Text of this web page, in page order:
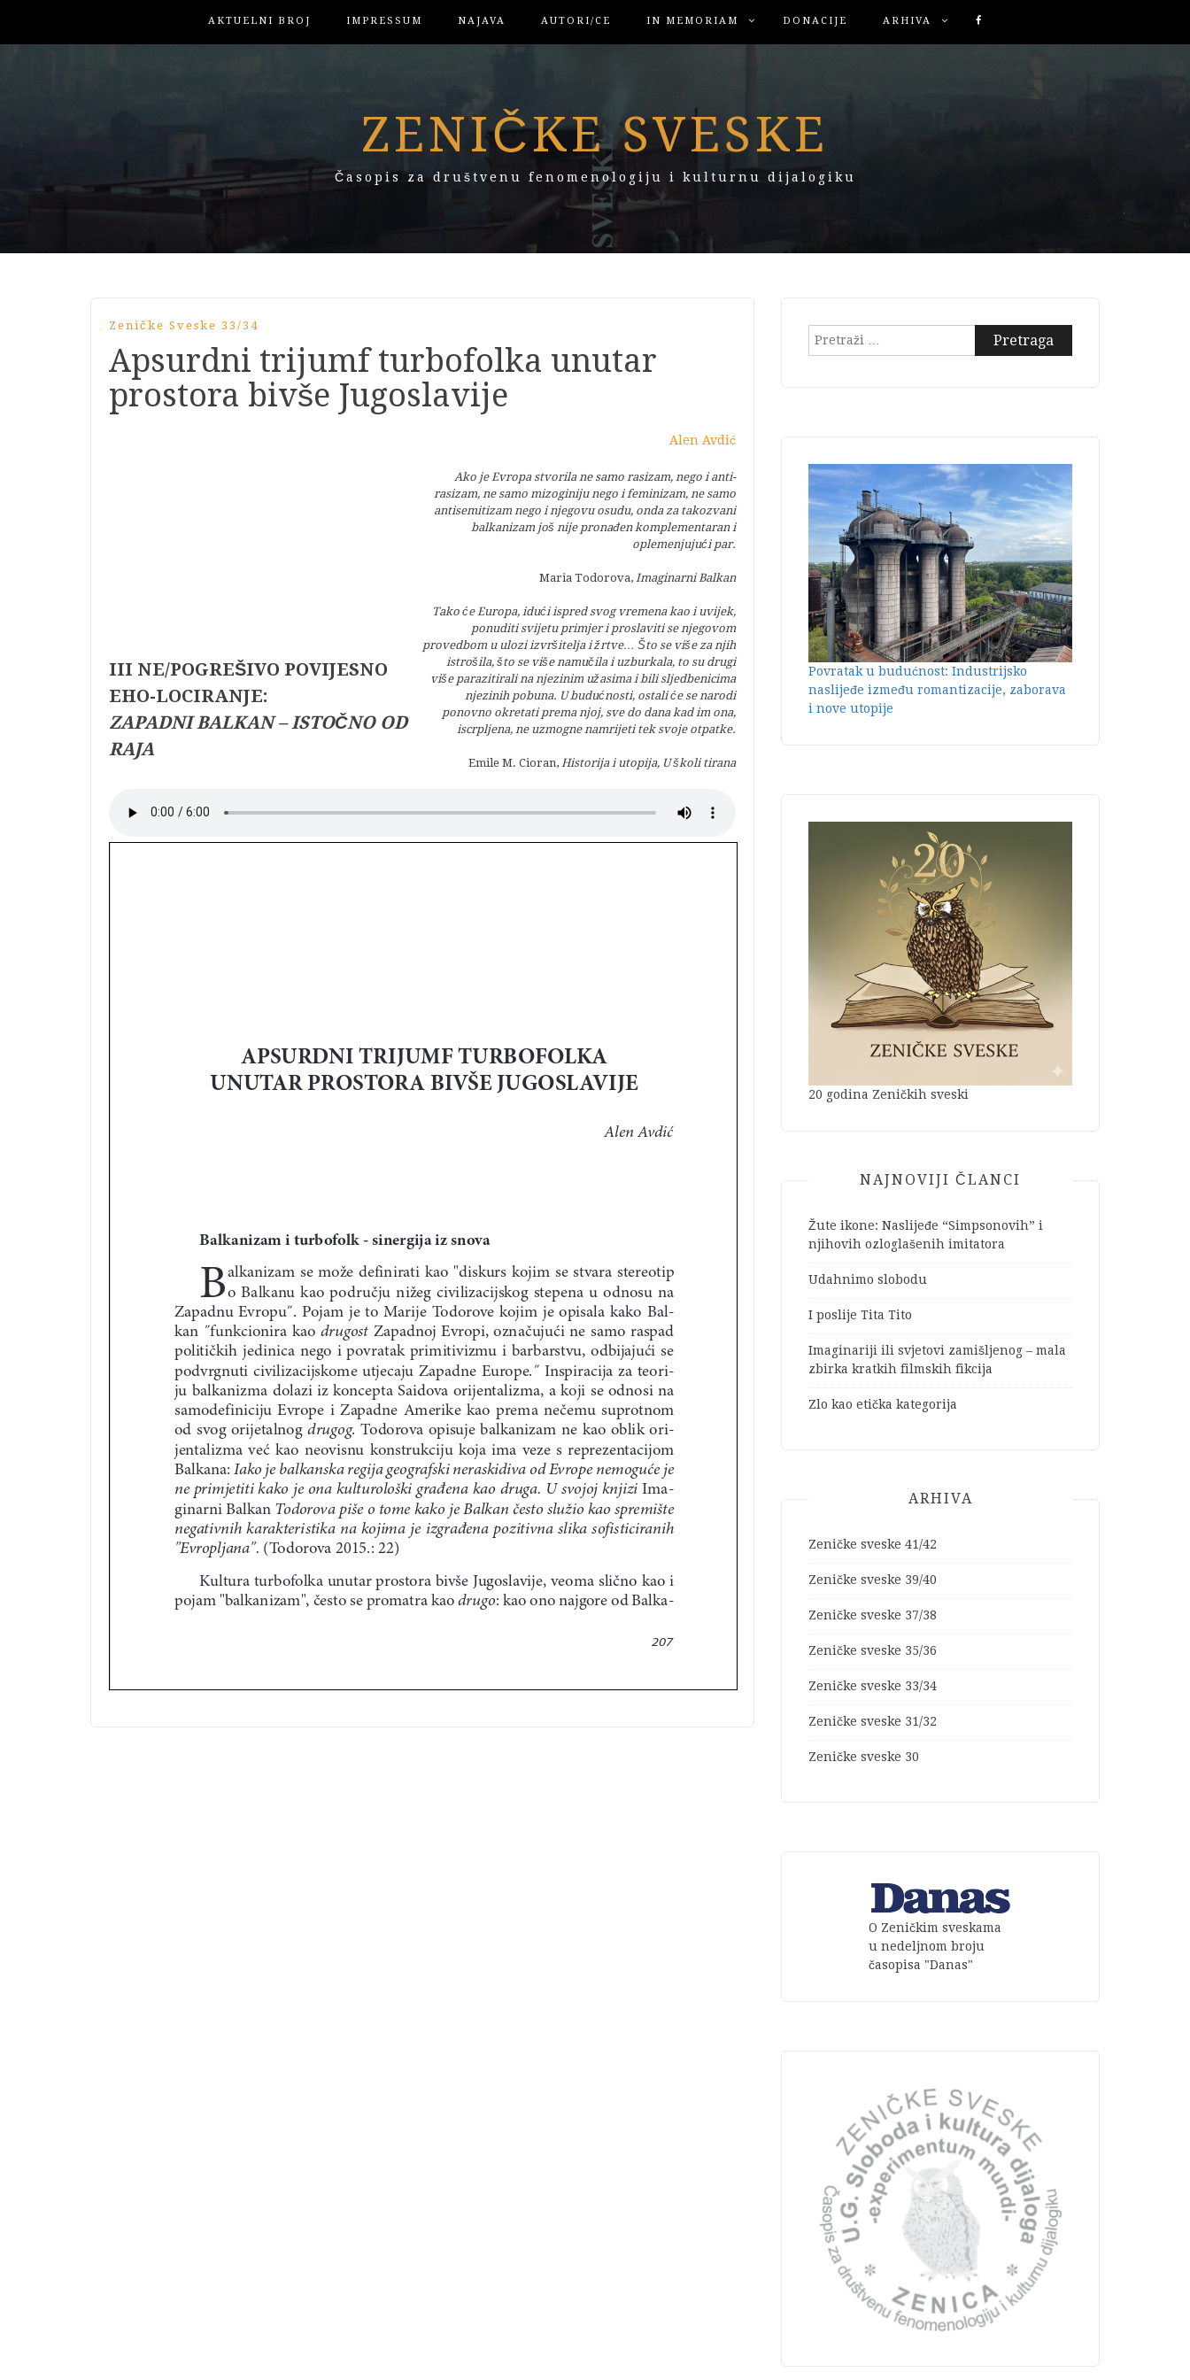
AKTUELNI BROJ IMPRESSUM NAJAVA AUTORI/CE IN MEMORIAM DONACIJE ARHIVA
ZENIČKE SVESKE
Časopis za društvenu fenomenologiju i kulturnu dijalogiku
Zeničke Sveske 33/34
Apsurdni trijumf turbofolka unutar
prostora bivše Jugoslavije
Alen Avdić
III NE/POGREŠIVO POVIJESNO
EHO-LOCIRANJE:
ZAPADNI BALKAN – ISTOČNO OD
RAJA
Ako je Evropa stvorila ne samo rasizam, nego i anti-
rasizam, ne samo mizoginiju nego i feminizam, ne samo
antisemitizam nego i njegovu osudu, onda za takozvani
balkanizam još nije pronađen komplementaran i
oplemenjujući par.
Maria Todorova, Imaginarni Balkan
Tako će Europa, idući ispred svog vremena kao i uvijek,
ponuditi svijetu primjer i proslaviti se njegovom
provedbom u ulozi izvršitelja i žrtve… Što se više za njih
istrošila, što se više namučila i uzburkala, to su drugi
više parazitirali na njezinim užasima i bili sljedbenicima
njezinih pobuna. U budućnosti, ostali će se narodi
ponovno okretati prema njoj, sve do dana kad im ona,
iscrpljena, ne uzmogne namrijeti tek svoje otpatke.
Emile M. Cioran, Historija i utopija, U školi tirana
Pretraga:
Povratak u budućnost: Industrijsko
naslijeđe između romantizacije, zaborava
i nove utopije
20 godina Zeničkih sveski
NAJNOVIJI ČLANCI
Žute ikone: Naslijeđe “Simpsonovih” i
njihovih ozloglašenih imitatora
Udahnimo slobodu
I poslije Tita Tito
Imaginariji ili svjetovi zamišljenog – mala
zbirka kratkih filmskih fikcija
Zlo kao etička kategorija
ARHIVA
Zeničke sveske 41/42
Zeničke sveske 39/40
Zeničke sveske 37/38
Zeničke sveske 35/36
Zeničke sveske 33/34
Zeničke sveske 31/32
Zeničke sveske 30
O Zeničkim sveskama
u nedeljnom broju
časopisa "Danas"